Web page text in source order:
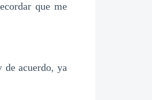
que me
acuerdo, ya